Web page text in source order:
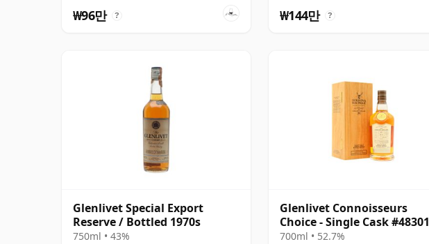
₩96만 ? ₩144만 ?
Glenlivet Special Export
Reserve / Bottled 1970s
750ml • 43%
Glenlivet Connoisseurs
Choice - Single Cask #48301
1991 34년산
700ml • 52.7%